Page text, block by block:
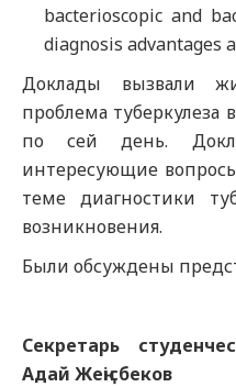
bacterioscopic and
diagnosis advantages
Доклады вызвали
проблема туберкулеза
по сей день.
интересующие
теме диагностики
возникновения.
Были обсуждены
Секретарь
Адай Жеңісбеков